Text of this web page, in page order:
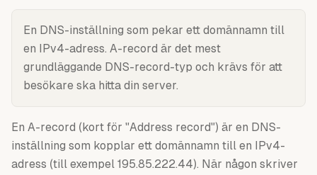
En DNS-inställning som pekar ett domännamn till
en IPv4-adress. A-record är det mest
grundläggande DNS-record-typ och krävs för att
besökare ska hitta din server.
En A-record (kort för "Address record") är en DNS-
inställning som kopplar ett domännamn till en IPv4-
adress (till exempel 195.85.222.44). När någon skriver